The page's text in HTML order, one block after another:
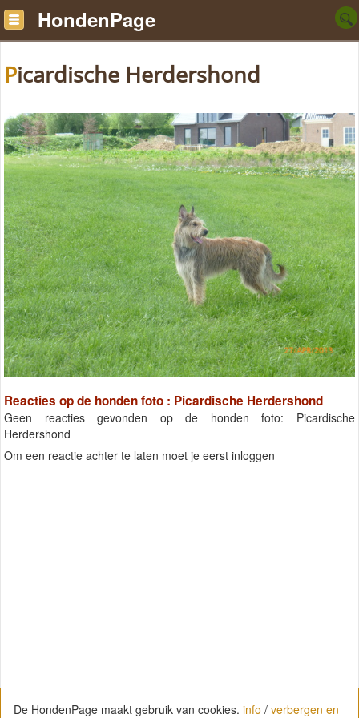
HondenPage
Picardische Herdershond
Reacties op de honden foto : Picardische Herdershond
Geen reacties gevonden op de honden foto: Picardische
Herdershond
Om een reactie achter te laten moet je eerst inloggen
De HondenPage maakt gebruik van cookies. info / verbergen en